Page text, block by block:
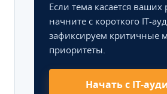
Если тема касается ваших
начните с короткого IT-
зафиксируем критичные
приоритеты.
Начать с IT-